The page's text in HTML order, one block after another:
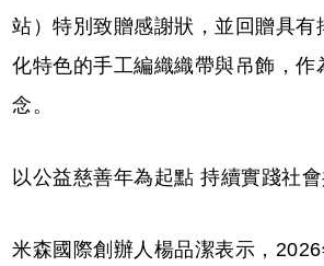
站）特別致贈感謝狀，並回贈具有
化特色的手工編織織帶與吊飾，作
念。
以公益慈善年為起點 持續實踐社
米森國際創辦人楊品潔表示，